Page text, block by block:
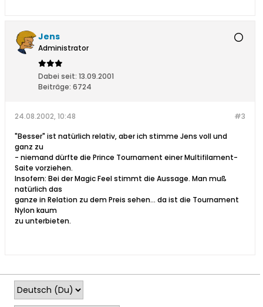
Jens
Administrator
Dabei seit: 13.09.2001
Beiträge: 6724
#3
24.08.2002, 10:48
"Besser" ist natürlich relativ, aber ich stimme Jens voll und
ganz zu
- niemand dürfte die Prince Tournament einer Multifilament-
Saite vorziehen.
Insofern: Bei der Magic Feel stimmt die Aussage. Man muß
natürlich das
ganze in Relation zu dem Preis sehen... da ist die Tournament
Nylon kaum
zu unterbieten.